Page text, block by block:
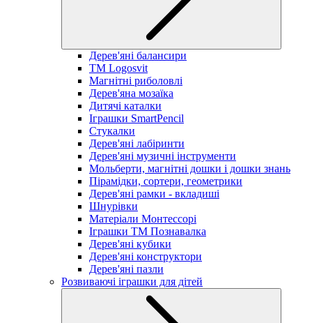
Дерев'яні балансири
TM Logosvit
Магнітні риболовлі
Дерев'яна мозаїка
Дитячі каталки
Іграшки SmartPencil
Стукалки
Дерев'яні лабіринти
Дерев'яні музичні інструменти
Мольберти, магнітні дошки і дошки знань
Пірамідки, сортери, геометрики
Дерев'яні рамки - вкладиші
Шнурівки
Матеріали Монтессорі
Іграшки ТМ Познавалка
Дерев'яні кубики
Дерев'яні конструктори
Дерев'яні пазли
Розвиваючі іграшки для дітей